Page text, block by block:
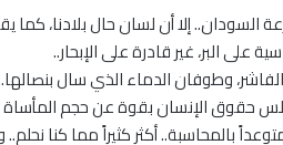
السودان.. إلا أن لسان حال بلادنا،
البر، غير قادرة على الإبحار..
وطوفان الدماء الذي سال
حقوق الإنسان بقوة عن حجم المأساة
بالمحاسبة.. أكثر كثيراً مما كنا